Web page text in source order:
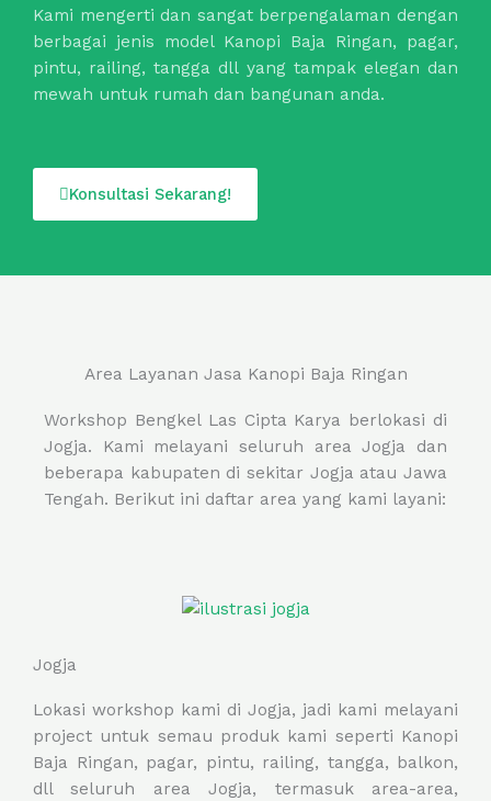
Kami mengerti dan sangat berpengalaman dengan
berbagai jenis model Kanopi Baja Ringan, pagar,
pintu, railing, tangga dll yang tampak elegan dan
mewah untuk rumah dan bangunan anda.
Konsultasi Sekarang!
Area Layanan Jasa Kanopi Baja Ringan
Workshop Bengkel Las Cipta Karya berlokasi di
Jogja. Kami melayani seluruh area Jogja dan
beberapa kabupaten di sekitar Jogja atau Jawa
Tengah. Berikut ini daftar area yang kami layani:
Jogja
Lokasi workshop kami di Jogja, jadi kami melayani
project untuk semau produk kami seperti Kanopi
Baja Ringan, pagar, pintu, railing, tangga, balkon,
dll seluruh area Jogja, termasuk area-area,